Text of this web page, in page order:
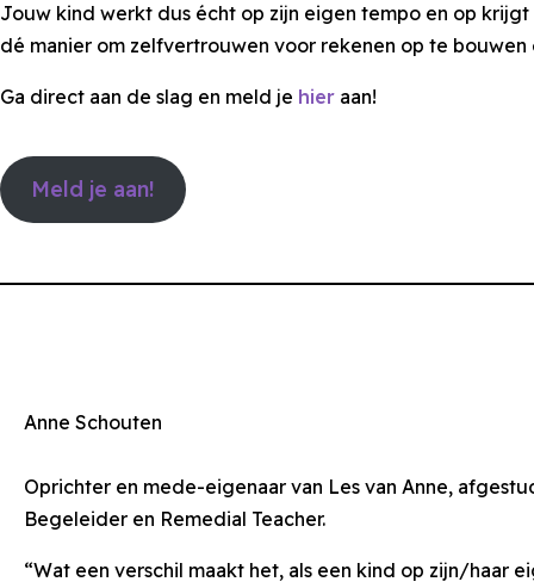
Jouw kind werkt dus écht op zijn eigen tempo en op
dé manier om zelfvertrouwen voor rekenen op te bouwen
Ga direct aan de slag en meld je hier aan!
Meld je aan!
Anne Schouten
Oprichter en mede-eigenaar van Les van Anne,
Begeleider en Remedial Teacher.
“Wat een verschil maakt het, als een kind op zijn/haar